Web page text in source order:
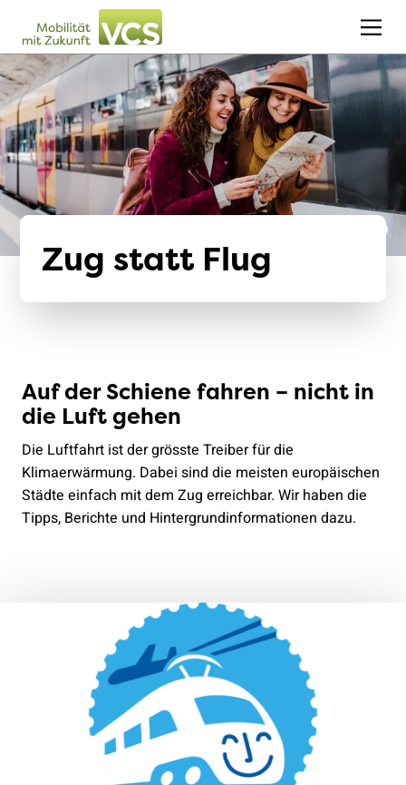
Zug statt Flug
Auf der Schiene fahren – nicht in
die Luft gehen
Die Luftfahrt ist der grösste Treiber für die
Klimaerwärmung. Dabei sind die meisten europäischen
Städte einfach mit dem Zug erreichbar. Wir haben die
Tipps, Berichte und Hintergrundinformationen dazu.